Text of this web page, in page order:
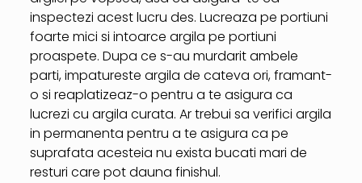
inspectezi acest lucru des. Lucreaza pe portiuni
foarte mici si intoarce argila pe portiuni
proaspete. Dupa ce s-au murdarit ambele
parti, impatureste argila de cateva ori, framant-
o si reaplatizeaz-o pentru a te asigura ca
lucrezi cu argila curata. Ar trebui sa verifici argila
in permanenta pentru a te asigura ca pe
suprafata acesteia nu exista bucati mari de
resturi care pot dauna finishul.